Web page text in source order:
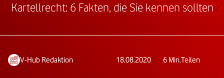
Kartellrecht: 6 Fakten, die Sie kennen sollten
V-Hub Redaktion 18.08.2020 6 Min.Teilen